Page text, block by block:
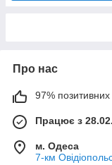
Про нас
97% позитивних
Працює з
м. Одеса
7-км